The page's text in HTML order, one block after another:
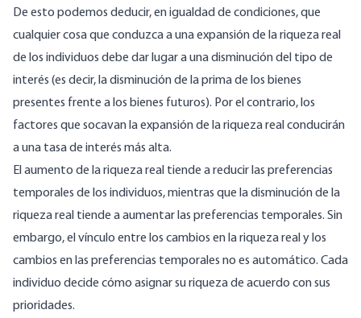
De esto podemos deducir, en igualdad de condiciones, que
cualquier cosa que conduzca a una expansión de la riqueza real
de los individuos debe dar lugar a una disminución del tipo de
interés (es decir, la disminución de la prima de los bienes
presentes frente a los bienes futuros). Por el contrario, los
factores que socavan la expansión de la riqueza real conducirán
a una tasa de interés más alta.
El aumento de la riqueza real tiende a reducir las preferencias
temporales de los individuos, mientras que la disminución de la
riqueza real tiende a aumentar las preferencias temporales. Sin
embargo, el vínculo entre los cambios en la riqueza real y los
cambios en las preferencias temporales no es automático. Cada
individuo decide cómo asignar su riqueza de acuerdo con sus
prioridades.